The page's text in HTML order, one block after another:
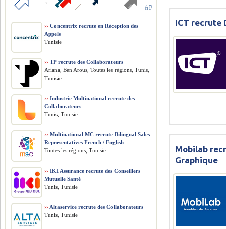
ICT recrute
Mobilab
Graphique
›› Concentrix recrute en Réception des
Appels
Tunisie
›› TP recrute des Collaborateurs
Ariana, Ben Arous, Toutes les régions, Tunis,
Tunisie
›› Industrie Multinational recrute des
Collaborateurs
Tunis, Tunisie
›› Multinational MC recrute Bilingual Sales
Representatives French / English
Toutes les régions, Tunisie
›› IKI Assurance recrute des Conseillers
Mutuelle Santé
Tunis, Tunisie
›› Altaservice recrute des Collaborateurs
Tunis, Tunisie